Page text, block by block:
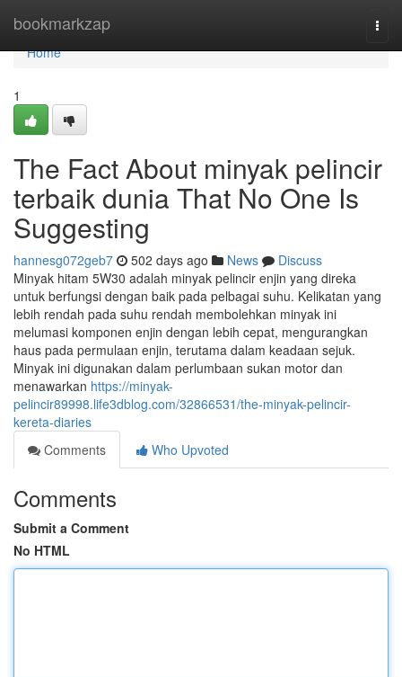
bookmarkzap
Home
Home
1
The Fact About minyak pelincir
terbaik dunia That No One Is
Suggesting
hannesg072geb7 502 days ago News
Discuss
Minyak hitam 5W30 adalah minyak pelincir enjin yang direka
untuk berfungsi dengan baik pada pelbagai suhu. Kelikatan yang
lebih rendah pada suhu rendah membolehkan minyak ini
melumasi komponen enjin dengan lebih cepat, mengurangkan
haus pada permulaan enjin, terutama dalam keadaan sejuk.
Minyak ini digunakan dalam perlumbaan sukan motor dan
menawarkan https://minyak-
pelincir89998.life3dblog.com/32866531/the-minyak-pelincir-
kereta-diaries
Comments
Who Upvoted
Comments
Submit a Comment
No HTML